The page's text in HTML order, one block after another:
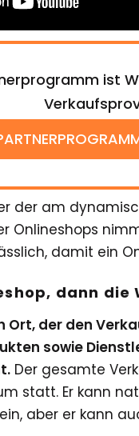
ist
der am
Onlineshops
damit ein
dann die
Ort, der den
sowie
Der gesamte
statt. Er kann
aber er kann